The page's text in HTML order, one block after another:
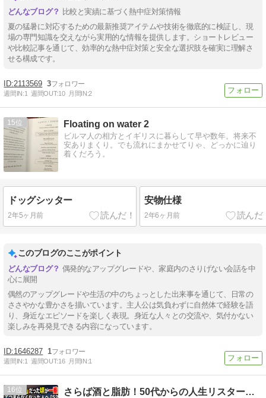
比較と実績に基づく熱中症対策情報
夏の猛暑に対応するための最新推奨アイテムや技術を徹底的に検証し、現
場の専門知識を交えながら実用的な情報を提供します。ショートレビュー
や比較記事を通じて、効率的な熱中症対策と安全な選択肢を確実に理解さ
せる構成です。
2113569 3
週間IN:1 週間OUT:10 月間IN:2
15 Floating on water 2
ビルマ人の相方とイギリスに暮らして早や数年。将来不
安ありまくり。でも流れにまかせてりゃ、どっかに辿り
着くだろう。
ドッグシッター
2年5ヶ月前
安物仕様
2年6ヶ月前
このブログのここがポイント
偶発的なアップグレードや、家庭内のさりげない会話を中
心に展開
偶然のアップグレードや生活の中のちょっとした出来事を通じて、日常の
ささやかな豊かさを描いています。主人公は気負わずに自然体で経験を語
り、身近なエピソードを楽しく表現。身近な人々との交流や、気付かない
楽しみを再発見できる内容になっています。
1646287 1
週間IN:1 週間OUT:16 月間IN:1
16 さらば酒と脂肪！50代からの人生リスタート計画